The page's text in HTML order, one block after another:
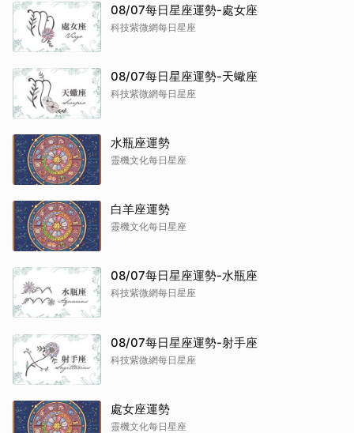
08/07每日星座運勢-處女座
科技紫微網每日星座
08/07每日星座運勢-天蠍座
科技紫微網每日星座
水瓶座運勢
靈機文化每日星座
白羊座運勢
靈機文化每日星座
08/07每日星座運勢-水瓶座
科技紫微網每日星座
08/07每日星座運勢-射手座
科技紫微網每日星座
處女座運勢
靈機文化每日星座